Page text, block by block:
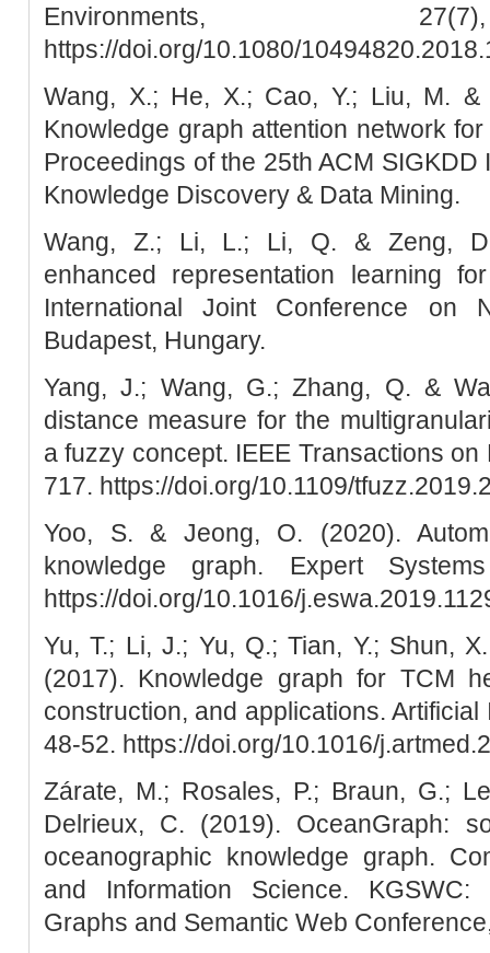
Environments,
https://doi.org/10.1080/
Wang, X.; He, X.; Cao, Y.; Liu, M. &
Knowledge graph attention network
Proceedings of the 25th ACM
Knowledge Discovery & Data Mining.
Wang, Z.; Li, L.; Li, Q. & Zeng,
enhanced representation learning
International Joint Conference on
Budapest, Hungary.
Yang, J.; Wang, G.; Zhang, Q. &
distance measure for the
a fuzzy concept. IEEE Transactions
717. https://doi.org/10.1109/
Yoo, S. & Jeong, O. (2020).
knowledge graph. Expert
https://doi.org/10.1016/
Yu, T.; Li, J.; Yu, Q.; Tian, Y.; Shun,
(2017). Knowledge graph for TCM
construction, and applications.
48-52. https://doi.org/10.1016/
Zárate, M.; Rosales, P.; Braun, G.;
Delrieux, C. (2019). OceanGraph:
oceanographic knowledge graph.
and Information Science. KGSWC:
Graphs and Semantic Web